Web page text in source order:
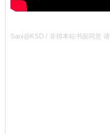
Sani@KSD / 非得本站书面同意